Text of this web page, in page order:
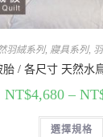
羽絨系列, 寢具系列,
胎 / 各尺寸 天然水
NT$4,680–
選擇規格